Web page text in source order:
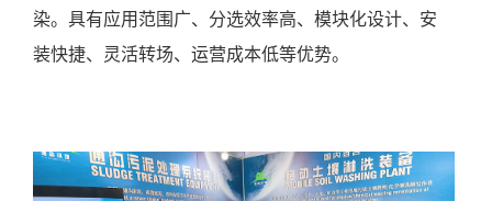
染。具有应用范围广、分选效率高、模块化设计、安
装快捷、灵活转场、运营成本低等优势。